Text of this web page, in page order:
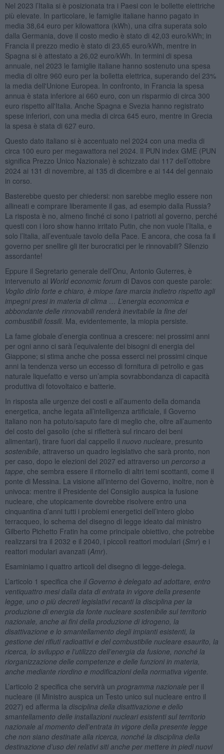
Nel 2023 l’Italia si è posizionata tra i Paesi con le bollette elettriche
più elevate. In particolare, le famiglie italiane hanno pagato in
media 38,64 euro per kilowattora (kWh), una cifra superata solo
dalla Germania, dove il costo medio è stato di 42,03 euro/kWh; in
Francia il prezzo medio è stato di 23,65 euro/kWh, mentre in
Spagna si è attestato a 26,02 euro/kWh. In termini di spesa
annuale, nel 2023 le famiglie italiane hanno sostenuto una spesa
media di oltre 960 euro per la bolletta elettrica, superando del 23%
la media dell'Unione Europea. In confronto, in Francia la spesa
annua è stata inferiore ai 660 euro, con un risparmio di circa 300
euro rispetto all'Italia. Anche Spagna e Svezia hanno registrato
spese inferiori, con una media di circa 645 euro, mentre in Grecia
la spesa è stata di 627 euro.
Questo dato italiano si è accentuato nel 2024 con una media di
circa 100 euro per megawattora nel 2024. Il PUN index GME (PUN
significa Prezzo Unico Nazionale) è schizzato dai 117 dell’ottobre
2024 ai 131 di novembre, ai 135 di dicembre e ai 144 del gennaio
in corso.
Basterebbe questo per chiedersi: non sarebbe meglio essere non
allineati e comprare liberamente il gas, ad esempio dalla Russia?
La risposta è no, almeno finché ci sono i patrioti al governo, perché
questi con i loro show hanno irritato Putin, che non vuole l’Italia, e
solo l’Italia, all’eventuale tavolo della Pace. E ancora, che cosa fa il
governo per snellire gli iter burocratici per le rinnovabili? Silenzio
assordante!
Eppure il Segretario generale dell’Onu, Antonio Guterres, è
intervenuto al World economic forum di Davos con queste parole:
Voglio dirlo forte e chiaro, è miope fare marcia indietro rispetto agli
impegni presi in materia di clima … L’energia economica e
abbondante delle rinnovabili renderà inevitabile la fine dei
combustibili fossili. Ma, evidentemente, la miopia persiste.
La fame globale d’energia continua a crescere: nei prossimi anni
per ogni anno ci sarà l’equivalente dei bisogni di energia del
Giappone; si stima anche che possa esserci nei prossimi cinque
anni la tendenza verso un eccesso di fornitura di petrolio e gas
naturale liquefatto e verso un’ampia sovrabbondanza di capacità
produttiva di fotovoltaico e batterie.
In risposta alle urgenze dei costi e all’aumento della domanda
energetica, anche legata all’intelligenza artificiale, il Governo
italiano non ha potuto/saputo fare di meglio che, oltre all’aumento
del costo del gasolio (che si rifletterà sul rincaro dei beni
alimentari), tirare fuori dal cappello il nuovo nucleare , presunto
sostenibile , attraverso un quadro legislativo che sarà pronto, non
per caso, dopo le elezioni del 2027 ed attraverso un percorso a
tappe , che sembra essere il ritornello di altri temi scottanti, come il
ponte di Messina. La visione all’interno del Governo, inoltre, non è
univoca: mentre il Presidente del Consiglio auspica la fusione
nucleare, che utopicamente dovrebbe risolvere entro una
cinquantina d’anni tutti i problemi energetici dell’intero globo
terracqueo, lo schema del disegno di legge ideato dal ministro
Gilberto Pichetto Fratin ha come principale obiettivo, che potrebbe
realizzarsi tra il 2032 e il 2040, i piccoli reattori modulari (Smr) e i
reattori modulari avanzati (Amr).
Esaminiamo i quattro articoli del disegno di legge-delega.
L’articolo 1 specifica che il Governo è delegato ad adottare, entro
ventiquattro mesi dalla data di entrata in vigore della presente
legge, uno o più decreti legislativi recanti la disciplina per la
produzione di energia da fonte nucleare sostenibile sul territorio
nazionale, anche ai fini della produzione di idrogeno, la
disattivazione e lo smantellamento degli impianti esistenti, la
gestione dei rifiuti radioattivi e del combustibile nucleare esaurito, la
ricerca, lo sviluppo e l’utilizzo dell’energia da fusione, nonché la
riorganizzazione delle competenze e delle funzioni in materia,
anche mediante riordino e modificazioni della normativa vigente.
L’articolo 2 specifica che servirà un programma nazionale per il
nucleare (il Ministro auspica un Testo unico sul nucleare entro il
2027) ed afferma la disciplina della disattivazione e dello
smantellamento delle installazioni nucleari esistenti sul territorio
nazionale al momento dell’entrata in vigore della presente legge
che non siano destinate alla ricerca, nonché la disciplina della
destinazione d’uso dei relativi siti anche per mettere in piedi nuovi